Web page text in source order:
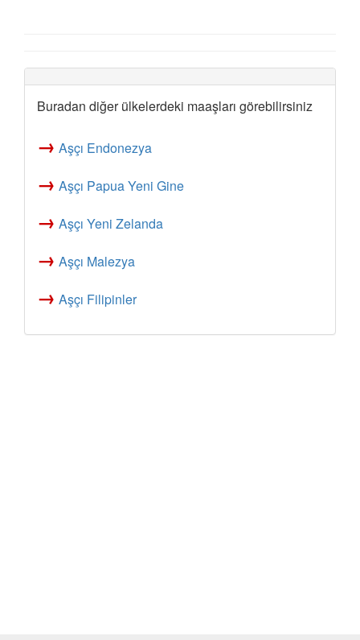
Buradan diğer ülkelerdeki maaşları görebilirsiniz
→ Aşçı Endonezya
→ Aşçı Papua Yeni Gine
→ Aşçı Yeni Zelanda
→ Aşçı Malezya
→ Aşçı Filipinler